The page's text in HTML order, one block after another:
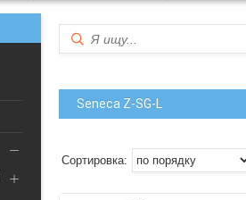
Seneca Z-SG-L